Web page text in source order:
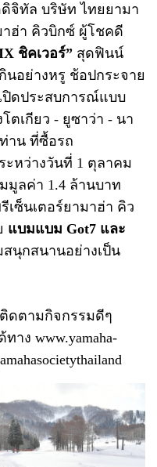
จิทัล บริษัท ไทยยามา
ฮ่า คิวบิกซ์ ผู้โชคดี
ชิคเวอร์” สุดฟินน์
อย่างหรู ช้อปกระจาย
ปิดประสบการณ์แบบ
ตเกียว - ยูซาว่า - นา
าน ที่ซื้อรถ
หว่างวันที่ 1 ตุลาคม
มูลค่า 1.4 ล้านบาท
เซ็นเตอร์ยามาฮ่า คิว
แบมแบม Got7 และ
นุกสนานอย่างเป็น
ดตามกิจกรรมดีๆ
าง www.yamaha-